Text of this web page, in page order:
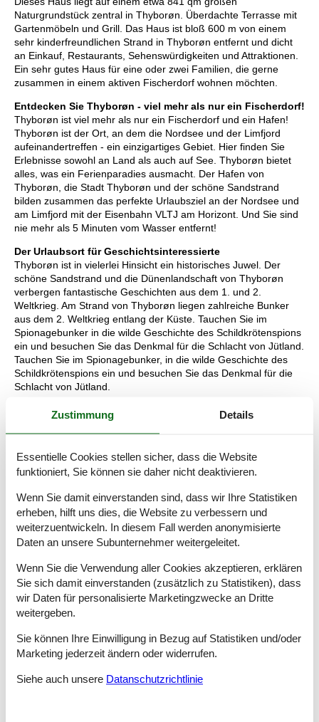
Naturgrundstück zentral in Thyborøn. Überdachte Terrasse mit
Gartenmöbeln und Grill. Das Haus ist bloß 600 m von einem
sehr kinderfreundlichen Strand in Thyborøn entfernt und dicht
an Einkauf, Restaurants, Sehenswürdigkeiten und Attraktionen.
Ein sehr gutes Haus für eine oder zwei Familien, die gerne
zusammen in einem aktiven Fischerdorf wohnen möchten.
Entdecken Sie Thyborøn - viel mehr als nur ein Fischerdorf!
Thyborøn ist viel mehr als nur ein Fischerdorf und ein Hafen!
Thyborøn ist der Ort, an dem die Nordsee und der Limfjord
aufeinandertreffen - ein einzigartiges Gebiet. Hier finden Sie
Erlebnisse sowohl an Land als auch auf See. Thyborøn bietet
alles, was ein Ferienparadies ausmacht. Der Hafen von
Thyborøn, die Stadt Thyborøn und der schöne Sandstrand
bilden zusammen das perfekte Urlaubsziel an der Nordsee und
am Limfjord mit der Eisenbahn VLTJ am Horizont. Und Sie sind
nie mehr als 5 Minuten vom Wasser entfernt!
Der Urlaubsort für Geschichtsinteressierte
Thyborøn ist in vielerlei Hinsicht ein historisches Juwel. Der
schöne Sandstrand und die Dünenlandschaft von Thyborøn
verbergen fantastische Geschichten aus dem 1. und 2.
Weltkrieg. Am Strand von Thyborøn liegen zahlreiche Bunker
aus dem 2. Weltkrieg entlang der Küste. Tauchen Sie im
Spionagebunker in die wilde Geschichte des Schildkrötenspions
ein und besuchen Sie das Denkmal für die Schlacht von Jütland.
Tauchen Sie im Spionagebunker, in die wilde Geschichte des
Schildkrötenspions ein und besuchen Sie das Denkmal für die
Schlacht von Jütland.
Urlaub mit Kindern in Thyborøn
Lassen Sie die Kinder am Strand von Thyborøn toben, holen Sie
sich ein Eis in der Eisdiele und ein leckeres Fischbrötchen beim
örtlichen Fischhändler. Genießen Sie Ihren Picknickkorb auf
einer der vielen Picknickbänke am Strand mit Blick auf die
Agger, springen Sie auf den Naturspielplätzen herum oder
erleben Sie den Skatepark. Besuchen Sie Jyllandsakvariet und
Iskunsten oder genießen Sie einen Tag auf dem Meer bei einer
Robben- oder Delfinsafari.
Urlaubsparadies für Naturliebhaber
genau richtig. In Thyborøn können Sie die wilden Nordseewellen
und den Limfjord erleben. Machen Sie einen Ausflug mit der
Hybridfähre zum Nationalpark Thy oder genießen Sie eine
Fahrradtour oder eine Wanderung um Thyborøn herum. Die
bringen! Und wenn Sie Wasser unter den Füßen mögen,
können Sie die Kraft der Natur bei einem Surfurlaub in
Zustimmung Details
Essentielle Cookies stellen sicher, dass die Website
funktioniert, Sie können sie daher nicht deaktivieren.
Wenn Sie damit einverstanden sind, dass wir Ihre Statistiken
erheben, hilft uns dies, die Website zu verbessern und
weiterzuentwickeln. In diesem Fall werden anonymisierte
Daten an unsere Subunternehmer weitergeleitet.
Wenn Sie die Verwendung aller Cookies akzeptieren, erklären
Sie sich damit einverstanden (zusätzlich zu Statistiken), dass
wir Daten für personalisierte Marketingzwecke an Dritte
weitergeben.
Sie können Ihre Einwilligung in Bezug auf Statistiken und/oder
Marketing jederzeit ändern oder widerrufen.
Siehe auch unsere Datanschutzrichtlinie